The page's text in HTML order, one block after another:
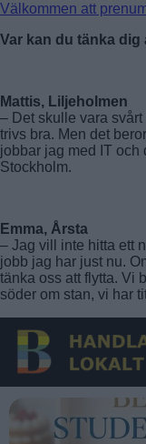
Välkommen att
Var kan du tänka
Mattis, Liljeholmen
– Det skulle vara
trivs bra. Men det
jobbar jag med IT och
Stockholm.
Emma, Årsta
– Jag vill inte hitta ett
jobb jag har just nu.
tänka oss att flytta. Vi
söder om stan, vi har